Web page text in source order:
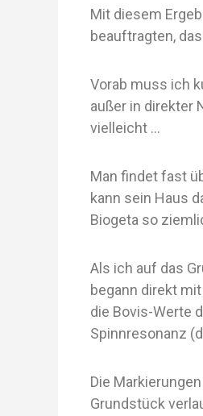
Mit diesem
beauftragten,
Vorab muss ich
außer in direkter
vielleicht …
Man findet fast
kann sein Haus
Biogeta so
Als ich auf das
begann direkt
die Bovis-Werte
Spinnresonanz
Die
Grundstück